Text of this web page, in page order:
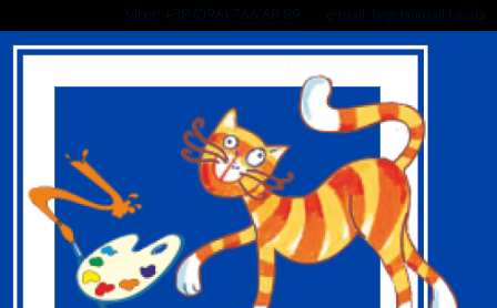
Viber: +38 (096) 766 68 89 e-mail: baget@mail.lviv.ua